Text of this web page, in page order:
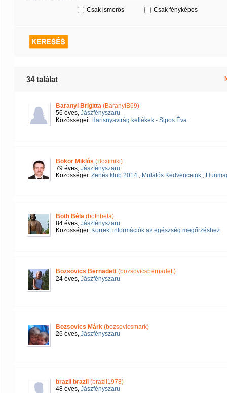
Csak ismerős
Csak fényképes
34 találat
Baranyi Brigitta (BaranyiB69)
56 éves, Jászfényszaru
Közösségei: Harisnyavirág kellékek - Sipos Éva
Bokor Miklós (Boximiki)
79 éves, Jászfényszaru
Közösségei: Zenés klub 2014 , Mulatós Kedvenceink ,
Both Béla (bothbela)
84 éves, Jászfényszaru
Közösségei: Korrekt információk az egészség megőrzéshez
Bozsovics Bernadett (bozsovicsbernadett)
24 éves, Jászfényszaru
Bozsovics Márk (bozsovicsmark)
26 éves, Jászfényszaru
brazil brazil (brazil1978)
48 éves, Jászfényszaru